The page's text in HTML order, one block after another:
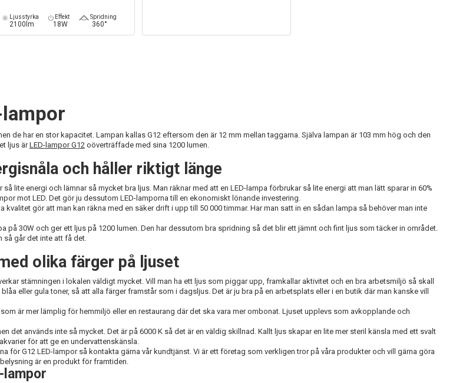
Ljusstyrka
2100lm
Effekt
18W
Spridning
360°
de har en stor kapacitet. Lampan kallas G12 eftersom den är 12 mm mellan taggarna. Själva lampan är 103 mm hög och den
ljus ärLED-lampor G12oöverträffade med sina 1200 lumen.
och håller riktigt länge
lite energi och lämnar så mycket bra ljus. Man räknar med att en LED-lampa förbrukar så lite energi att man lätt sparar in 60%
mot LED. Det gör ju dessutom LED-lamporna till en ekonomiskt lönande investering.
kvalitet gör att man kan räkna med en säker drift i upp till 50 000 timmar. Har man satt in en sådan lampa så behöver man inte
på 30W och ger ett ljus på 1200 lumen. Den har dessutom bra spridning så det blir ett jämnt och fint ljus som täcker in området.
så går det inte att få det.
olika färger på ljuset
stämningen i lokalen väldigt mycket. Vill man ha ett ljus som piggar upp, framkallar aktivitet och en bra arbetsmiljö så skall
eller gula toner, så att alla färger framstår som i dagsljus. Det är ju bra på en arbetsplats eller i en butik där man kanske vill
är mer lämplig för hemmiljö eller en restaurang där det ska vara mer ombonat. Ljuset upplevs som avkopplande och
det används inte så mycket. Det är på 6000 K så det är en väldig skillnad. Kallt ljus skapar en lite mer steril känsla med ett svalt
för att ge en undervattenskänsla.
för G12 LED-lampor så kontakta gärna vår kundtjänst. Vi är ett företag som verkligen tror på våra produkter och vill gärna göra
är en produkt för framtiden.
lampor